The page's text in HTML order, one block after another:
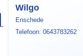
Wilgo
Enschede
Telefoon: 0643783262